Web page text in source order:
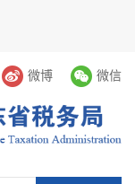
微博 微信